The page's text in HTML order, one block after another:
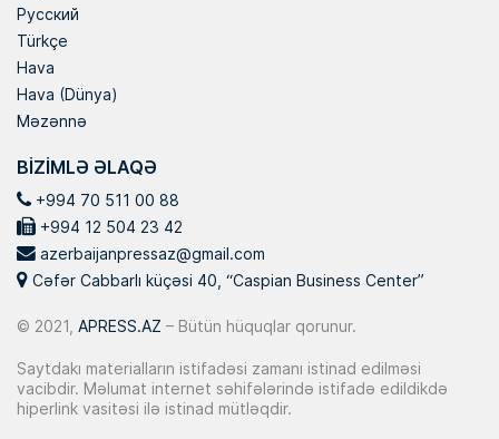
Русский
Türkçe
Hava
Hava (Dünya)
Məzənnə
BIZIMLƏ ƏLAQƏ
+994 70 511 00 88
+994 12 504 23 42
azerbaijanpressaz@gmail.com
Cəfər Cabbarlı küçəsi 40, “Caspian Business Center”
© 2021, APRESS.AZ – Bütün hüquqlar qorunur.
Saytdakı materialların istifadəsi zamanı istinad edilməsi
vacibdir. Məlumat internet səhifələrində istifadə edildikdə
hiperlink vasitəsi ilə istinad mütləqdir.